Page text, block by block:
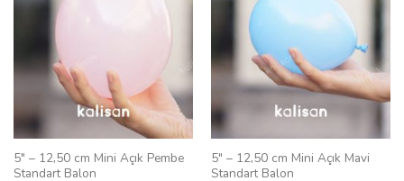
5″ – 12,50 cm Mini Açık Pembe
Standart Balon
5″ – 12,50 cm Mini Açık Mavi
Standart Balon